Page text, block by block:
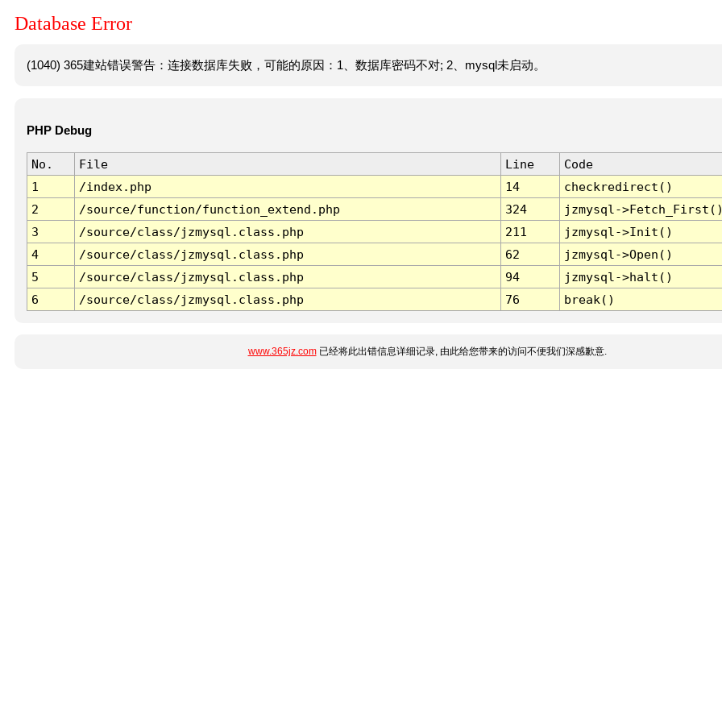
Database Error
(1040) 365建站错误警告：连接数据库失败，可能的原因：1、数据库密码不对; 2、mysql未启动。
PHP Debug
No. File Line
Code
1
/index.php 14
checkredirect()
2
/source/function/function_extend.php 324
jzmysql-
3
/source/class/jzmysql.class.php 211
jzmysql->Init()
4
/source/class/jzmysql.class.php 62
jzmysql->Open()
5
/source/class/jzmysql.class.php 94
jzmysql->halt()
6
/source/class/jzmysql.class.php 76 break()
www.365jz.com已经将此出错信息详细记录, 由此给您带来的访问不便我们深感歉意.